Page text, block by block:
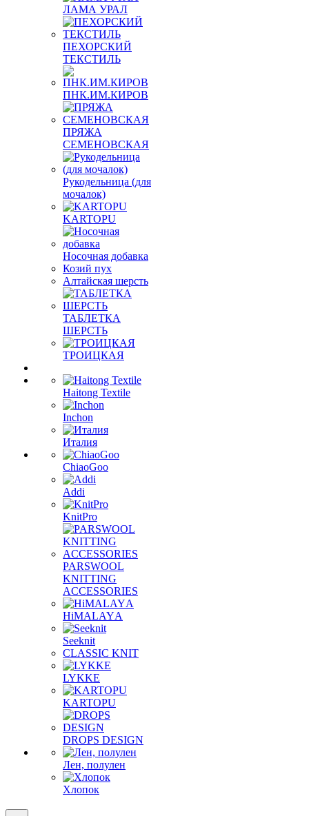
ЛАМА УРАЛ
ПЕХОРСКИЙ
ТЕКСТИЛЬ
ПНК.ИМ.КИРОВ
ПРЯЖА
СЕМЕНОВСКАЯ
Рукодельница (для
мочалок)
KARTOPU
Носочная добавка
Козий пух
Алтайская шерсть
ТАБЛЕTКА
ШЕРСТЬ
ТРОИЦКАЯ
Haitong Textilе
Inchon
Италия
ChiaoGoo
Addi
KnitPro
PARSWOOL
KNITTING
ACCESSORIES
HiMALAYА
Seeknit
CLASSIC KNIT
LYKKE
KАRTOPU
DROPS DЕSIGN
Лен, полулен
Хлопок